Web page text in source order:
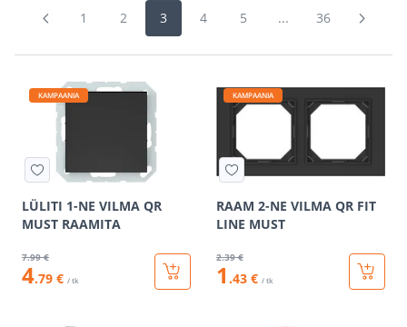
1 2 3 4 5 ... 36
KAMPAANIA
LÜLITI 1-NE VILMA QR
MUST RAAMITA
7.99 €
4.79 € / tk
KAMPAANIA
RAAM 2-NE VILMA QR FIT
LINE MUST
2.39 €
1 .43 € / tk